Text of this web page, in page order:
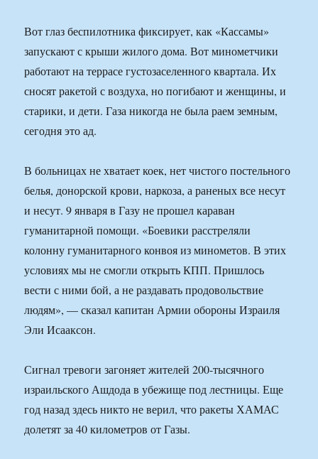
Вот глаз беспилотника фиксирует, как «Кассамы»
запускают с крыши жилого дома. Вот минометчики
работают на террасе густозаселенного квартала. Их
сносят ракетой с воздуха, но погибают и женщины, и
старики, и дети. Газа никогда не была раем земным,
сегодня это ад.
В больницах не хватает коек, нет чистого постельного
белья, донорской крови, наркоза, а раненых все несут
и несут. 9 января в Газу не прошел караван
гуманитарной помощи. «Боевики расстреляли
колонну гуманитарного конвоя из минометов. В этих
условиях мы не смогли открыть КПП. Пришлось
вести с ними бой, а не раздавать продовольствие
людям», — сказал капитан Армии обороны Израиля
Эли Исааксон.
Сигнал тревоги загоняет жителей 200-тысячного
израильского Ашдода в убежище под лестницы. Еще
год назад здесь никто не верил, что ракеты ХАМАС
долетят за 40 километров от Газы.